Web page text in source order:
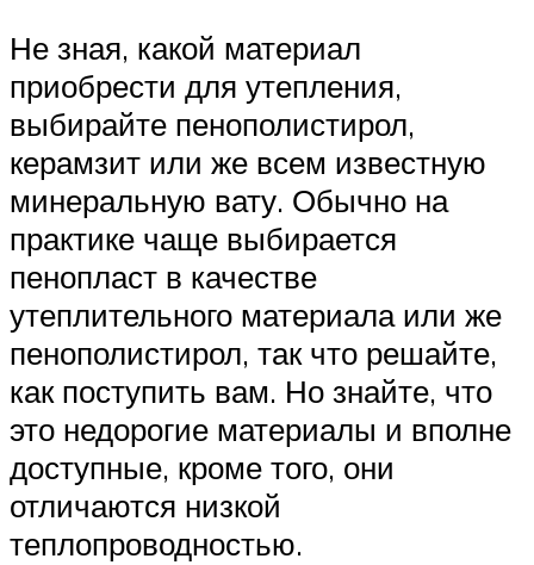
Не зная, какой материал
приобрести для утепления,
выбирайте пенополистирол,
керамзит или же всем известную
минеральную вату. Обычно на
практике чаще выбирается
пенопласт в качестве
утеплительного материала или же
пенополистирол, так что решайте,
как поступить вам. Но знайте, что
это недорогие материалы и вполне
доступные, кроме того, они
отличаются низкой
теплопроводностью.